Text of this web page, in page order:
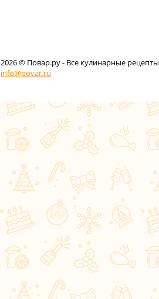
2026© Повар.ру - Все кулинарные рецепты
info@povar.ru